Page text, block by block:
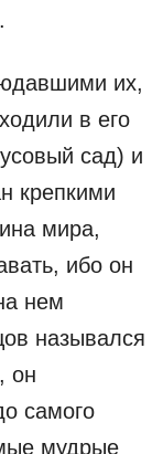
их,
в его
сад) и
крепкими
мира,
ибо он
нем
назывался
он
самого
мудрые